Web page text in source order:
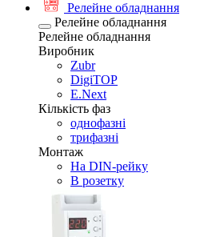
Релейне обладнання
Релейне обладнання
Релейне обладнання
Виробник
Zubr
DigiTOP
E.Next
Кількість фаз
однофазні
трифазні
Монтаж
На DIN-рейку
В розетку